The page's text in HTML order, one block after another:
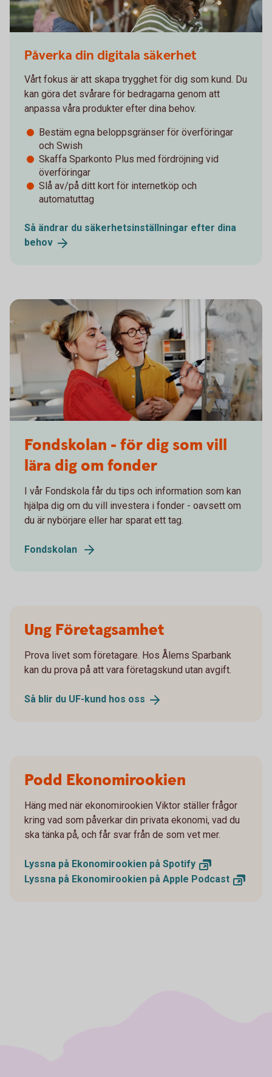
Påverka din digitala säkerhet
Vårt fokus är att skapa trygghet för dig som kund. Du
kan göra det svårare för bedragarna genom att
anpassa våra produkter efter dina behov.
Bestäm egna beloppsgränser för överföringar
och Swish
Skaffa Sparkonto Plus med fördröjning vid
överföringar
Slå av/på ditt kort för internetköp och
automatuttag
Så ändrar du säkerhetsinställningar efter dina
behov
Fondskolan - för dig som vill
lära dig om fonder
I vår Fondskola får du tips och information som kan
hjälpa dig om du vill investera i fonder - oavsett om
du är nybörjare eller har sparat ett tag.
Fondskolan
Ung Företagsamhet
Prova livet som företagare. Hos Ålems Sparbank
kan du prova på att vara företagskund utan avgift.
Så blir du UF-kund hos oss
Podd Ekonomirookien
Häng med när ekonomirookien Viktor ställer frågor
kring vad som påverkar din privata ekonomi, vad du
ska tänka på, och får svar från de som vet mer.
Lyssna på Ekonomirookien på Spotify
Lyssna på Ekonomirookien på Apple Podcast